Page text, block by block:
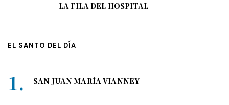
LA FILA DEL HOSPITAL
EL SANTO DEL DÍA
SAN JUAN MARÍA VIANNEY